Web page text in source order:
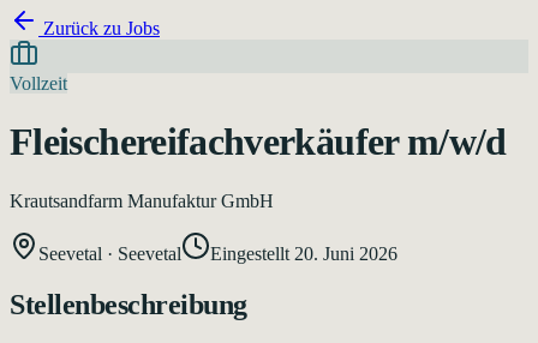
Zurück zu Jobs
Vollzeit
Fleischereifachverkäufer m/w/d
Krautsandfarm Manufaktur GmbH
Seevetal · Seevetal Eingestellt 20. Juni 2026
Stellenbeschreibung